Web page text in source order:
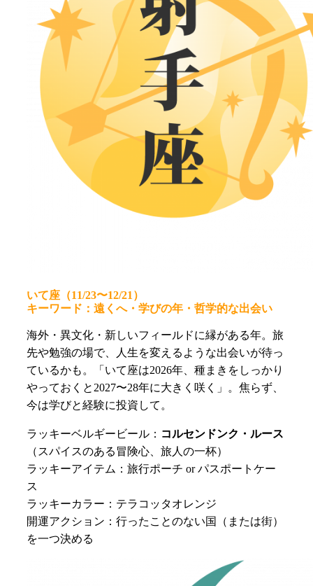
いて座（11/23〜12/21）
キーワード：遠くへ・学びの年・哲学的な出会い
海外・異文化・新しいフィールドに縁がある年。旅
先や勉強の場で、人生を変えるような出会いが待っ
ているかも。「いて座は2026年、種まきをしっかり
やっておくと2027〜28年に大きく咲く」。焦らず、
今は学びと経験に投資して。
ラッキーベルギービール： コルセンドンク・ルース
（スパイスのある冒険心、旅人の一杯）
ラッキーアイテム：旅行ポーチ or パスポートケー
ス
ラッキーカラー：テラコッタオレンジ
開運アクション：行ったことのない国（または街）
を一つ決める